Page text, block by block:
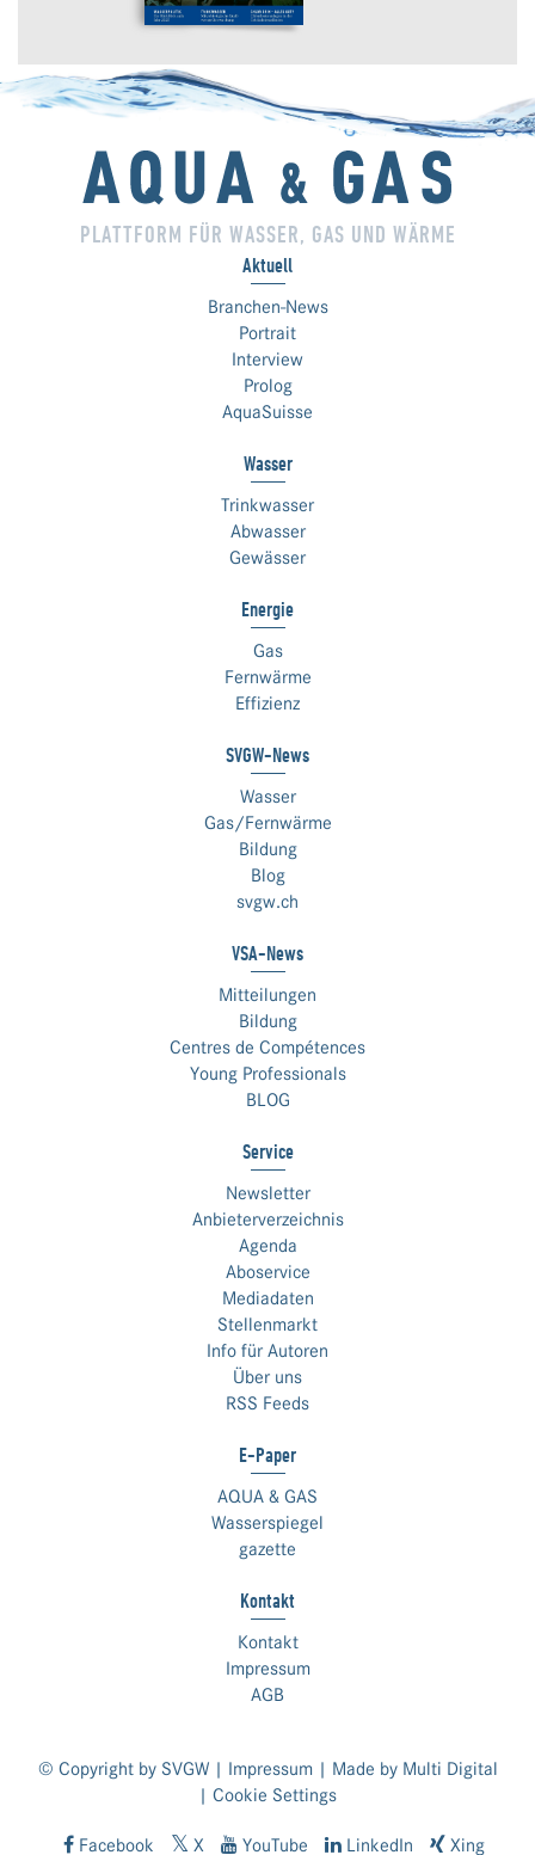
PLATTFORM FÜR WASSER, GAS UND WÄRME
Aktuell
Branchen-News
Portrait
Interview
Prolog
AquaSuisse
Wasser
Trinkwasser
Abwasser
Gewässer
Energie
Gas
Fernwärme
Effizienz
SVGW-News
Wasser
Gas/Fernwärme
Bildung
Blog
svgw.ch
VSA-News
Mitteilungen
Bildung
Centres de Compétences
Young Professionals
BLOG
Service
Newsletter
Anbieterverzeichnis
Agenda
Aboservice
Mediadaten
Stellenmarkt
Info für Autoren
Über uns
RSS Feeds
E-Paper
AQUA & GAS
Wasserspiegel
gazette
Kontakt
Kontakt
Impressum
AGB
© Copyright by SVGW | Impressum| Made by Multi Digital
| Cookie Settings
Facebook X YouTube LinkedIn Xing